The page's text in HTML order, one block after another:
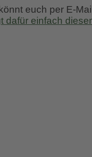
euch per E-
dafür einfach